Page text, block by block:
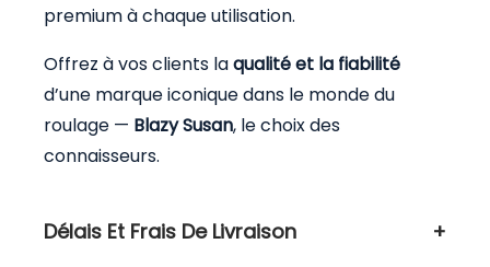
premium à chaque utilisation.
Offrez à vos clients laqualité et la fiabilité
d’une marque iconique dans le monde du
roulage — Blazy Susan, le choix des
connaisseurs.
Délais Et Frais De Livraison